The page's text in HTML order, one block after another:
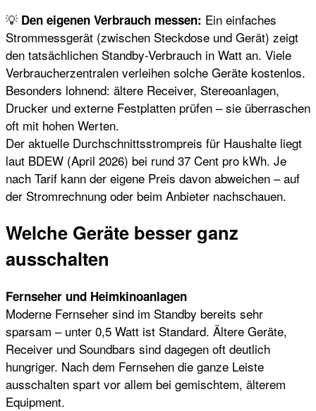
💡 Den eigenen Verbrauch messen: Ein einfaches
Strommessgerät (zwischen Steckdose und Gerät) zeigt
den tatsächlichen Standby-Verbrauch in Watt an. Viele
Verbraucherzentralen verleihen solche Geräte kostenlos.
Besonders lohnend: ältere Receiver, Stereoanlagen,
Drucker und externe Festplatten prüfen – sie überraschen
oft mit hohen Werten.
Der aktuelle Durchschnittsstrompreis für Haushalte liegt
laut BDEW (April 2026) bei rund 37 Cent pro kWh. Je
nach Tarif kann der eigene Preis davon abweichen – auf
der Stromrechnung oder beim Anbieter nachschauen.
Welche Geräte besser ganz
ausschalten
Fernseher und Heimkinoanlagen
Moderne Fernseher sind im Standby bereits sehr
sparsam – unter 0,5 Watt ist Standard. Ältere Geräte,
Receiver und Soundbars sind dagegen oft deutlich
hungriger. Nach dem Fernsehen die ganze Leiste
ausschalten spart vor allem bei gemischtem, älterem
Equipment.